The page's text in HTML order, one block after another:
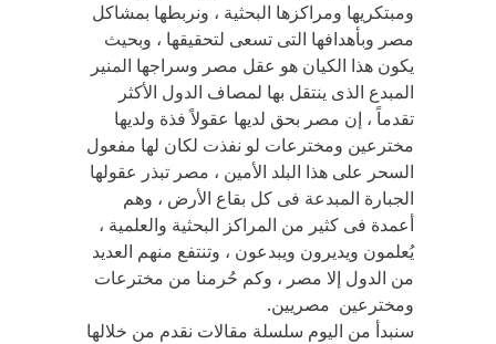
ومبتكريها ومراكزها البحثية ، ونربطها بمشاكل
مصر وبأهدافها التى تسعى لتحقيقها ، وبحيث
يكون هذا الكيان هو عقل مصر وسراجها المنير
المبدع الذى ينتقل بها لمصاف الدول الأكثر
تقدماً ، إن مصر بحق لديها عقولاً فذة ولديها
مخترعين ومخترعات لو نفذت لكان لها مفعول
السحر على هذا البلد الأمين ، مصر تبذر عقولها
الجبارة المبدعة فى كل بقاع الأرض ، وهم
أعمدة فى كثير من المراكز البحثية والعلمية ،
يُعلمون ويديرون ويبدعون ، وتنتفع منهم العديد
من الدول إلا مصر ، وكم حُرمنا من مخترعات
ومخترعين مصريين.
سنبدأ من اليوم سلسلة مقالات نقدم من خلالها